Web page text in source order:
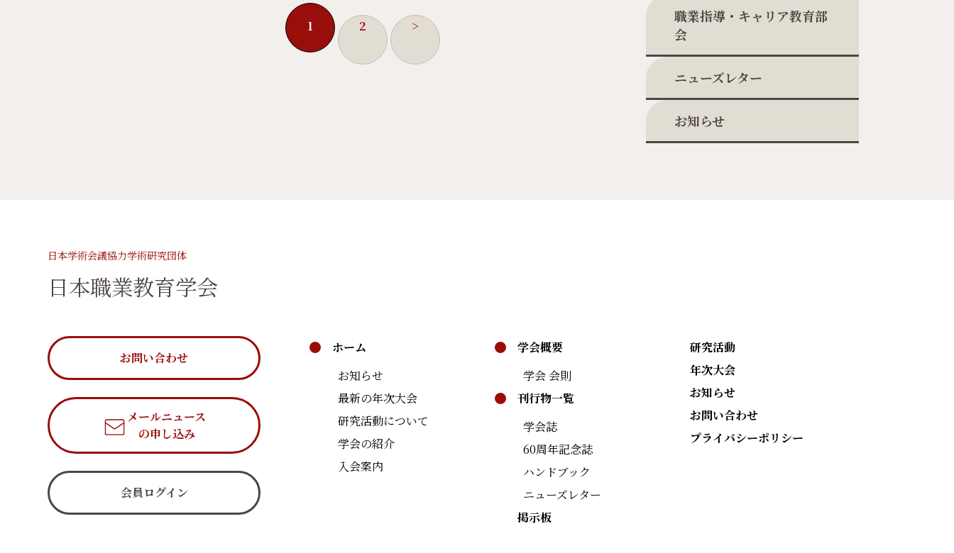
職業指導・キャリア教育部
会
ニューズレター
お知らせ
1 2 >
日本学術会議協力学術研究団体
日本職業教育学会
お問い合わせ
メールニュース
の申し込み
会員ログイン
ホーム
お知らせ
最新の年次大会
研究活動について
学会の紹介
入会案内
学会概要
学会 会則
刊行物一覧
学会誌
60周年記念誌
ハンドブック
ニューズレター
掲示板
研究活動
年次大会
お知らせ
お問い合わせ
プライバシーポリシー